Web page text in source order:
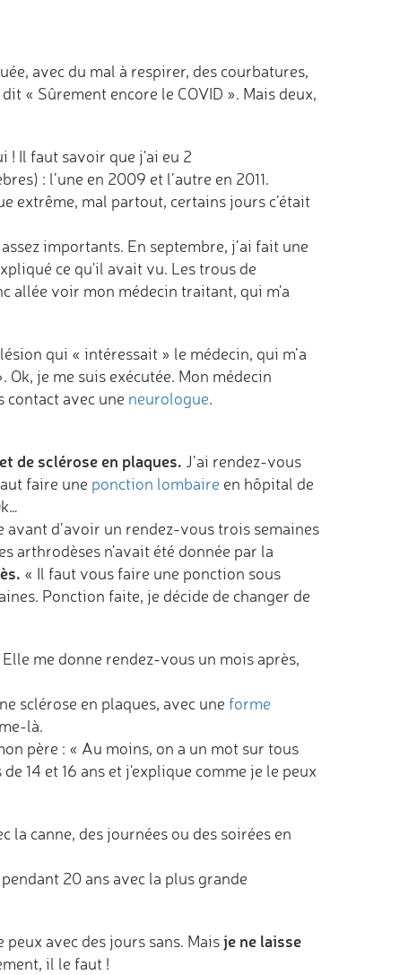
avec du mal à respirer, des courbatures,
« Sûrement encore le COVID ». Mais deux,
! Il faut savoir que j'ai eu 2
: l’une en 2009 et l’autre en 2011.
extrême, mal partout, certains jours c’était
assez importants. En septembre, j’ai fait une
ce qu'il avait vu. Les trous de
allée voir mon médecin traitant, qui m'a
qui « intéressait » le médecin, qui m’a
je me suis exécutée. Mon médecin
contact avec une neurologue.
de sclérose en plaques. J’ai rendez-vous
faire une ponction lombaire en hôpital de
d’avoir un rendez-vous trois semaines
arthrodèses n'avait été donnée par la
« Il faut vous faire une ponction sous
Ponction faite, je décide de changer de
me donne rendez-vous un mois après,
sclérose en plaques, avec une forme
là.
père : « Au moins, on a un mot sur tous
14 et 16 ans et j'explique comme je le peux
la canne, des journées ou des soirées en
20 ans avec la plus grande
avec des jours sans. Maisje ne laisse
il le faut !